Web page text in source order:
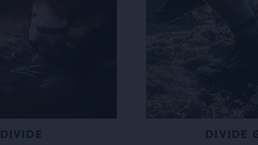
DIVIDE
DIVIDE